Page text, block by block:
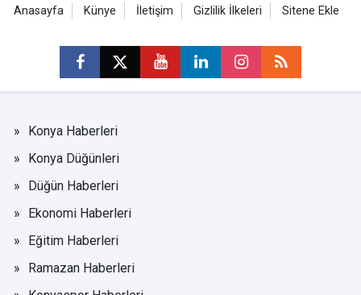
Anasayfa Künye İletişim Gizlilik İlkeleri Sitene Ekle
Konya Haberleri
Konya Düğünleri
Düğün Haberleri
Ekonomi Haberleri
Eğitim Haberleri
Ramazan Haberleri